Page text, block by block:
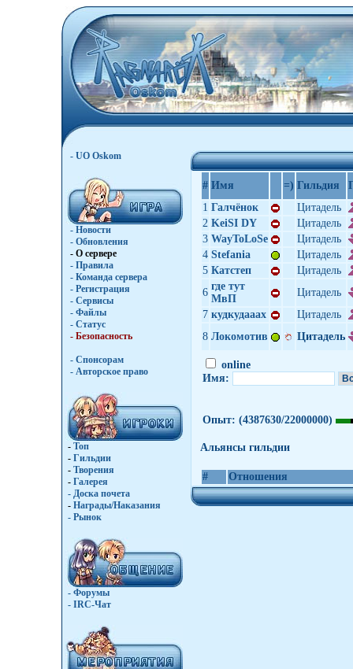
- UO Oskom
- Новости
- Обновления
- О сервере
- Правила
- Команда сервера
- Регистрация
- Сервисы
- Файлы
- Статус
- Безопасность
- Спонсорам
- Авторское право
- Топ
- Гильдии
- Творения
- Галерея
- Доска почета
- Награды/Наказания
- Рынок
- Форумы
- IRC-Чат
# Имя =) Гильдия
1 Галчёнок
Цитадель
2 KeiSI DY
Цитадель
3 WayToLoSe
Цитадель
4 Stefania
Цитадель
5 Катстеп
Цитадель
6
где тут
МвП
Цитадель
7 кудкудааах
Цитадель
8 Локомотив Цитадель
online
Имя:
Опыт: (4387630/22000000)
Альянсы гильдии
# Отношения